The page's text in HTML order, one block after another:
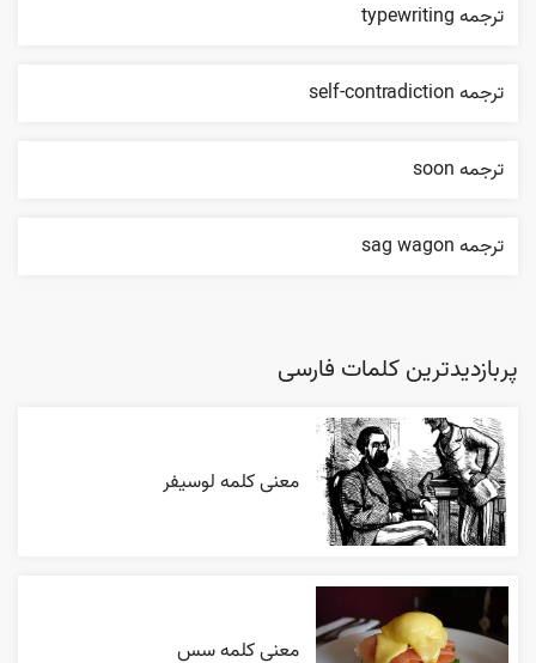
ترجمه typewriting
ترجمه self-contradiction
ترجمه soon
ترجمه sag wagon
پربازدیدترین کلمات فارسی
معنی کلمه لوسیفر
معنی کلمه سس